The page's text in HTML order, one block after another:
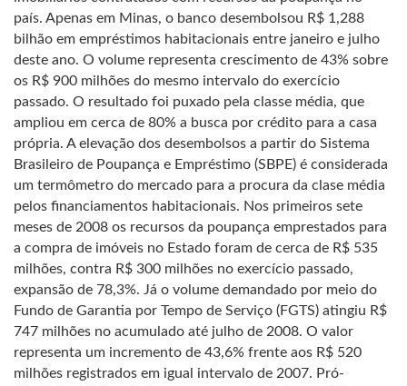
país. Apenas em Minas, o banco desembolsou R$ 1,288
bilhão em empréstimos habitacionais entre janeiro e julho
deste ano. O volume representa crescimento de 43% sobre
os R$ 900 milhões do mesmo intervalo do exercício
passado. O resultado foi puxado pela classe média, que
ampliou em cerca de 80% a busca por crédito para a casa
própria. A elevação dos desembolsos a partir do Sistema
Brasileiro de Poupança e Empréstimo (SBPE) é considerada
um termômetro do mercado para a procura da clase média
pelos financiamentos habitacionais. Nos primeiros sete
meses de 2008 os recursos da poupança emprestados para
a compra de imóveis no Estado foram de cerca de R$ 535
milhões, contra R$ 300 milhões no exercício passado,
expansão de 78,3%. Já o volume demandado por meio do
Fundo de Garantia por Tempo de Serviço (FGTS) atingiu R$
747 milhões no acumulado até julho de 2008. O valor
representa um incremento de 43,6% frente aos R$ 520
milhões registrados em igual intervalo de 2007. Pró-